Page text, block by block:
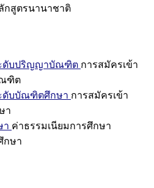
กสูตรนานาชาติ
ะดับปริญญาบัณฑิต การสมัครเข้า
ฑิต
ดับบัณฑิตศึกษา การสมัครเข้า
า
า ค่าธรรมเนียมการศึกษา
กษา